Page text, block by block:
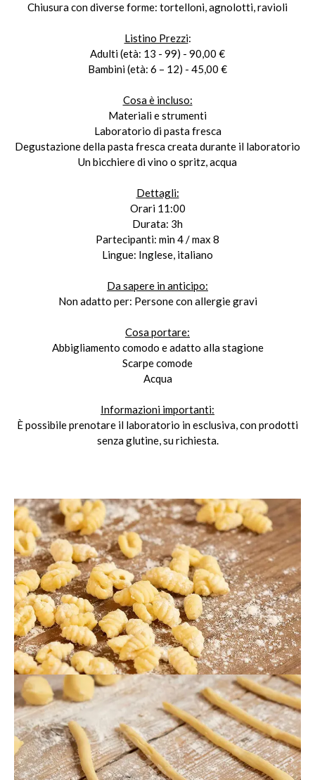
Chiusura con diverse forme: tortelloni, agnolotti, ravioli
Listino Prezzi:
Adulti (età: 13 - 99) - 90,00 €
Bambini (età: 6 – 12) - 45,00 €
Cosa è incluso:
Materiali e strumenti
Laboratorio di pasta fresca
Degustazione della pasta fresca creata durante il laboratorio
Un bicchiere di vino o spritz, acqua
Dettagli:
Orari 11:00
Durata: 3h
Partecipanti: min 4 / max 8
Lingue: Inglese, italiano
Da sapere in anticipo:
Non adatto per: Persone con allergie gravi
Cosa portare:
Abbigliamento comodo e adatto alla stagione
Scarpe comode
Acqua
Informazioni importanti:
È possibile prenotare il laboratorio in esclusiva, con prodotti
senza glutine, su richiesta.